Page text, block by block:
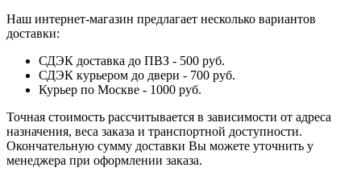
Наш интернет-магазин предлагает несколько вариантов
доставки:
СДЭК доставка до ПВЗ - 500 руб.
СДЭК курьером до двери - 700 руб.
Курьер по Москве - 1000 руб.
Точная стоимость рассчитывается в зависимости от адреса
назначения, веса заказа и транспортной доступности.
Окончательную сумму доставки Вы можете уточнить у
менеджера при оформлении заказа.